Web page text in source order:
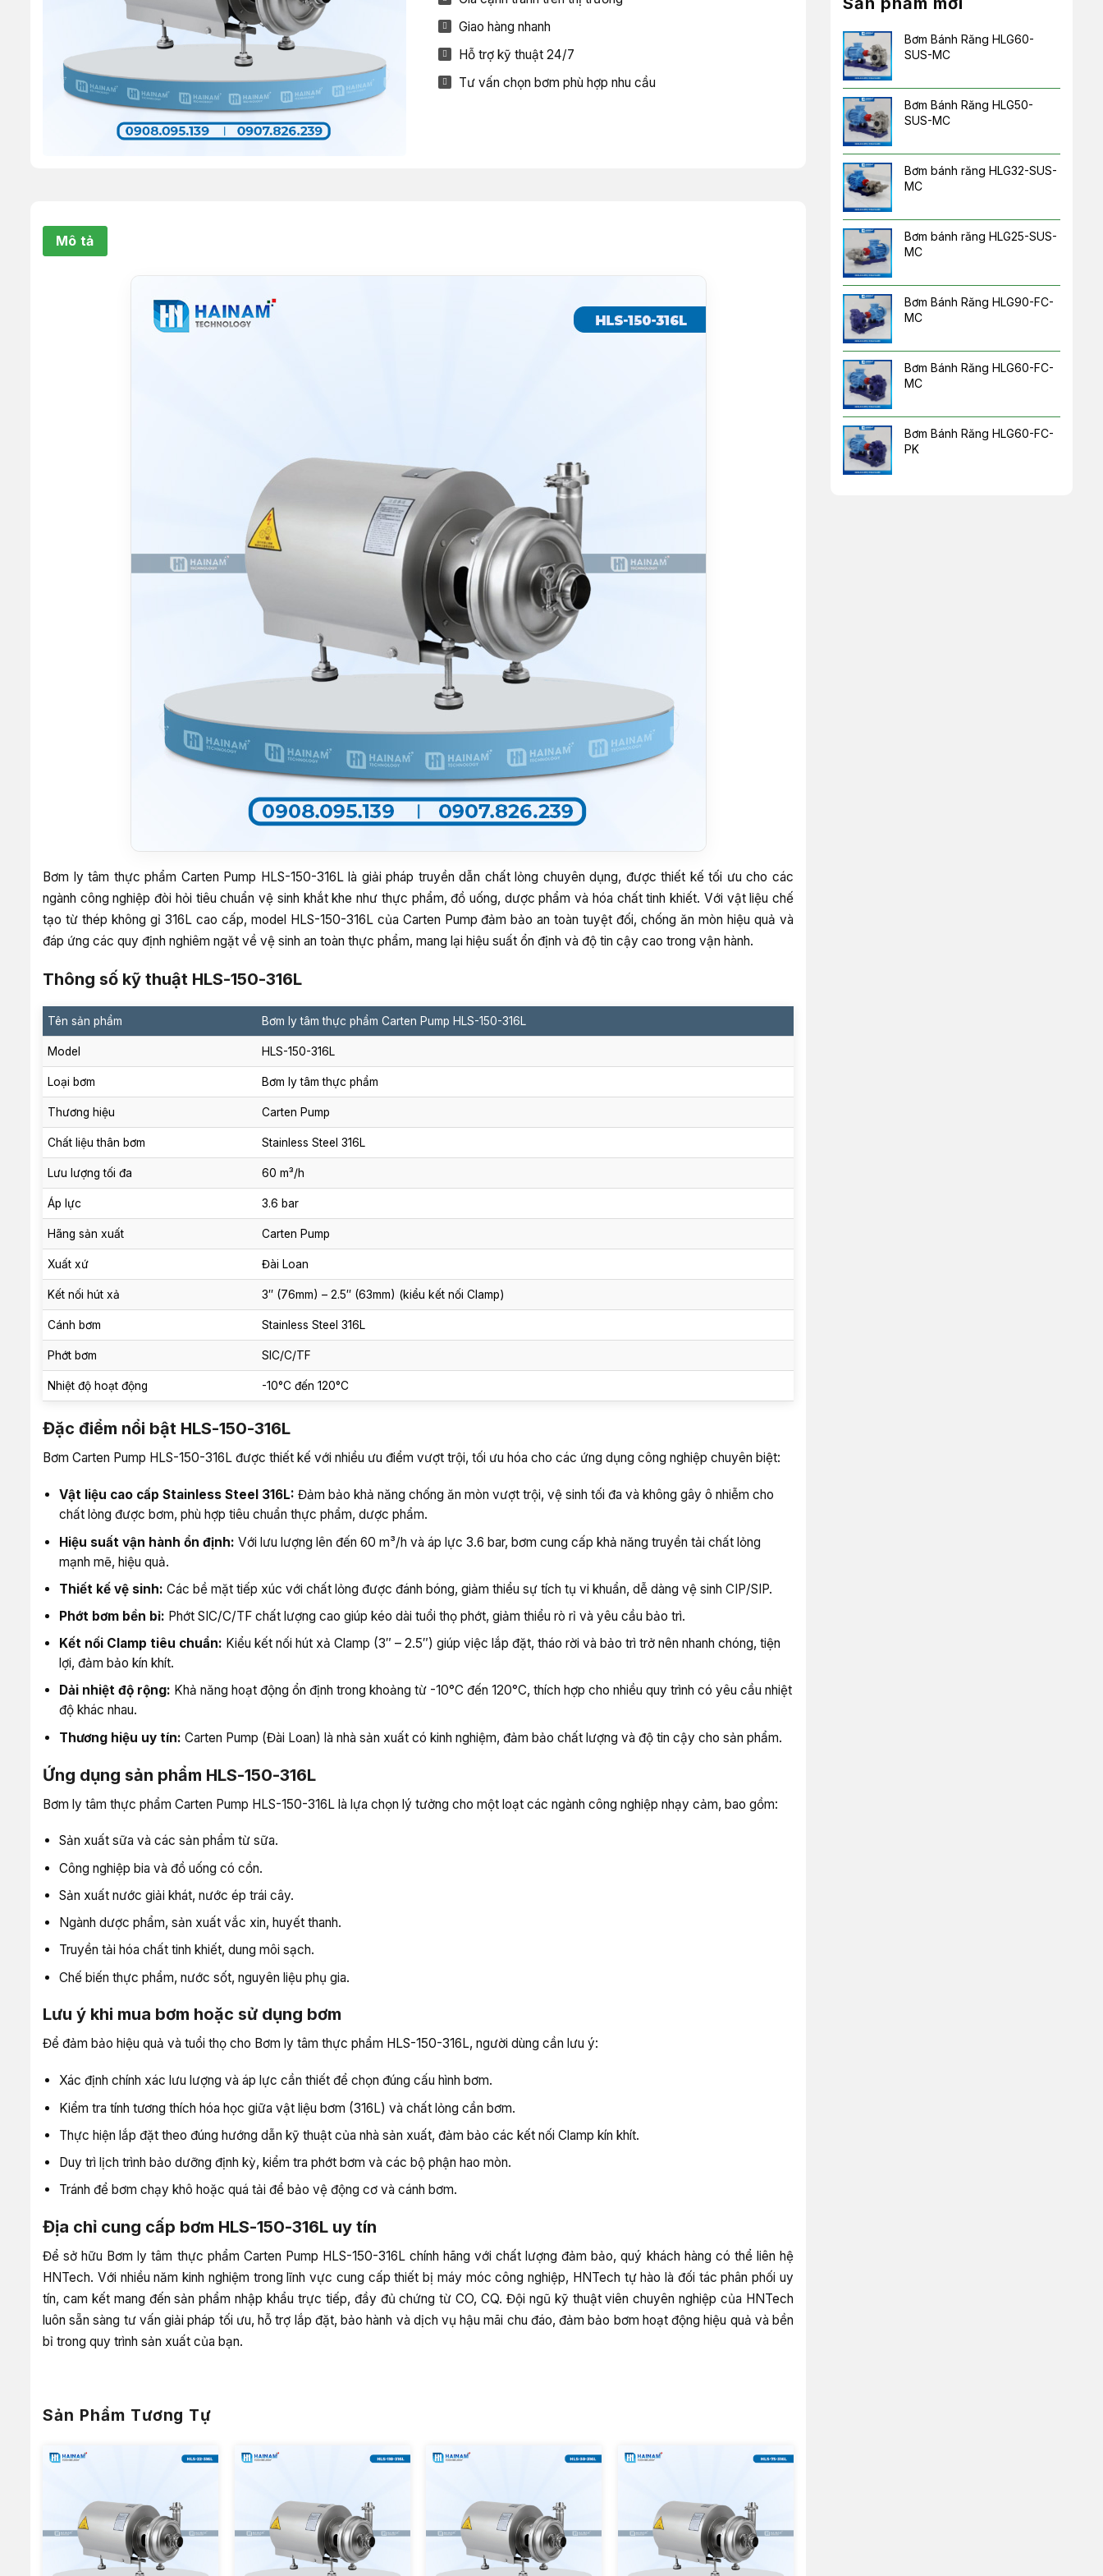
Bơm Bánh Răng HLG60-
SUS-MC
Bơm Bánh Răng HLG50-
SUS-MC
Bơm bánh răng HLG32-SUS-
MC
Bơm bánh răng HLG25-SUS-
MC
Bơm Bánh Răng HLG90-FC-
MC
Bơm Bánh Răng HLG60-FC-
MC
Bơm Bánh Răng HLG60-FC-
PK
Giao hàng nhanh
Hỗ trợ kỹ thuật 24/7
Tư vấn chọn bơm phù hợp nhu cầu
Mô tả
Bơm ly tâm thực phẩm Carten Pump HLS-150-316L là giải pháp truyền dẫn chất lỏng chuyên dụng, được thiết kế tối ưu cho các
ngành công nghiệp đòi hỏi tiêu chuẩn vệ sinh khắt khe như thực phẩm, đồ uống, dược phẩm và hóa chất tinh khiết. Với vật liệu chế
tạo từ thép không gỉ 316L cao cấp, model HLS-150-316L của Carten Pump đảm bảo an toàn tuyệt đối, chống ăn mòn hiệu quả và
đáp ứng các quy định nghiêm ngặt về vệ sinh an toàn thực phẩm, mang lại hiệu suất ổn định và độ tin cậy cao trong vận hành.
Thông số kỹ thuật HLS-150-316L
Tên sản phẩm Bơm ly tâm thực phẩm Carten Pump HLS-150-316L
Model HLS-150-316L
Loại bơm Bơm ly tâm thực phẩm
Thương hiệu Carten Pump
Chất liệu thân bơm Stainless Steel 316L
Lưu lượng tối đa 60 m³/h
Áp lực 3.6 bar
Hãng sản xuất Carten Pump
Xuất xứ Đài Loan
Kết nối hút xả 3″ (76mm) – 2.5″ (63mm) (kiểu kết nối Clamp)
Cánh bơm Stainless Steel 316L
Phớt bơm SIC/C/TF
Nhiệt độ hoạt động -10°C đến 120°C
Đặc điểm nổi bật HLS-150-316L
Bơm Carten Pump HLS-150-316L được thiết kế với nhiều ưu điểm vượt trội, tối ưu hóa cho các ứng dụng công nghiệp chuyên biệt:
Vật liệu cao cấp Stainless Steel 316L: Đảm bảo khả năng chống ăn mòn vượt trội, vệ sinh tối đa và không gây ô nhiễm cho
chất lỏng được bơm, phù hợp tiêu chuẩn thực phẩm, dược phẩm.
Hiệu suất vận hành ổn định: Với lưu lượng lên đến 60 m³/h và áp lực 3.6 bar, bơm cung cấp khả năng truyền tải chất lỏng
mạnh mẽ, hiệu quả.
Thiết kế vệ sinh: Các bề mặt tiếp xúc với chất lỏng được đánh bóng, giảm thiểu sự tích tụ vi khuẩn, dễ dàng vệ sinh CIP/SIP.
Phớt bơm bền bỉ: Phớt SIC/C/TF chất lượng cao giúp kéo dài tuổi thọ phớt, giảm thiểu rò rỉ và yêu cầu bảo trì.
Kết nối Clamp tiêu chuẩn: Kiểu kết nối hút xả Clamp (3″ – 2.5″) giúp việc lắp đặt, tháo rời và bảo trì trở nên nhanh chóng, tiện
lợi, đảm bảo kín khít.
Dải nhiệt độ rộng: Khả năng hoạt động ổn định trong khoảng từ -10°C đến 120°C, thích hợp cho nhiều quy trình có yêu cầu nhiệt
độ khác nhau.
Thương hiệu uy tín: Carten Pump (Đài Loan) là nhà sản xuất có kinh nghiệm, đảm bảo chất lượng và độ tin cậy cho sản phẩm.
Ứng dụng sản phẩm HLS-150-316L
Bơm ly tâm thực phẩm Carten Pump HLS-150-316L là lựa chọn lý tưởng cho một loạt các ngành công nghiệp nhạy cảm, bao gồm:
Sản xuất sữa và các sản phẩm từ sữa.
Công nghiệp bia và đồ uống có cồn.
Sản xuất nước giải khát, nước ép trái cây.
Ngành dược phẩm, sản xuất vắc xin, huyết thanh.
Truyền tải hóa chất tinh khiết, dung môi sạch.
Chế biến thực phẩm, nước sốt, nguyên liệu phụ gia.
Lưu ý khi mua bơm hoặc sử dụng bơm
Để đảm bảo hiệu quả và tuổi thọ cho Bơm ly tâm thực phẩm HLS-150-316L, người dùng cần lưu ý:
Xác định chính xác lưu lượng và áp lực cần thiết để chọn đúng cấu hình bơm.
Kiểm tra tính tương thích hóa học giữa vật liệu bơm (316L) và chất lỏng cần bơm.
Thực hiện lắp đặt theo đúng hướng dẫn kỹ thuật của nhà sản xuất, đảm bảo các kết nối Clamp kín khít.
Duy trì lịch trình bảo dưỡng định kỳ, kiểm tra phớt bơm và các bộ phận hao mòn.
Tránh để bơm chạy khô hoặc quá tải để bảo vệ động cơ và cánh bơm.
Địa chỉ cung cấp bơm HLS-150-316L uy tín
Để sở hữu Bơm ly tâm thực phẩm Carten Pump HLS-150-316L chính hãng với chất lượng đảm bảo, quý khách hàng có thể liên hệ
HNTech. Với nhiều năm kinh nghiệm trong lĩnh vực cung cấp thiết bị máy móc công nghiệp, HNTech tự hào là đối tác phân phối uy
tín, cam kết mang đến sản phẩm nhập khẩu trực tiếp, đầy đủ chứng từ CO, CQ. Đội ngũ kỹ thuật viên chuyên nghiệp của HNTech
luôn sẵn sàng tư vấn giải pháp tối ưu, hỗ trợ lắp đặt, bảo hành và dịch vụ hậu mãi chu đáo, đảm bảo bơm hoạt động hiệu quả và bền
bỉ trong quy trình sản xuất của bạn.
Sản Phẩm Tương Tự